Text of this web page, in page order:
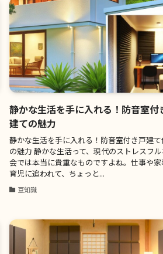
静かな生活を手に入れる！防音室付
建ての魅力
静かな生活を手に入れる！防音室付き戸建
の魅力 静かな生活って、現代のストレスフ
会では本当に貴重なものですよね。仕事や家
育児に追われて、ちょっと...
豆知識